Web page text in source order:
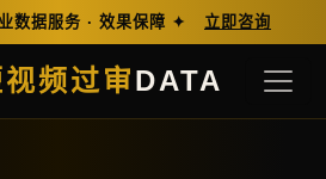
数据服务 · 效果保障 ✦ 立即咨询
频过审DATA